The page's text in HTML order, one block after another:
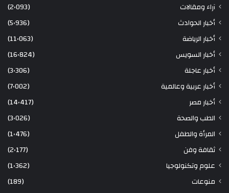
آراء ومقالات
(2٬093)
أخبار الحوادث
(5٬936)
أخبار الرياضة
(11٬063)
أخبار السويس
(16٬824)
أخبار عاجلة
(3٬306)
أخبار عربية وعالمية
(7٬002)
أخبار مصر
(14٬417)
الطب والصحة
(3٬026)
المرأة والطفل
(1٬476)
ثقافة وفن
(2٬177)
علوم وتكنولوجيا
(1٬362)
منوعات
(189)